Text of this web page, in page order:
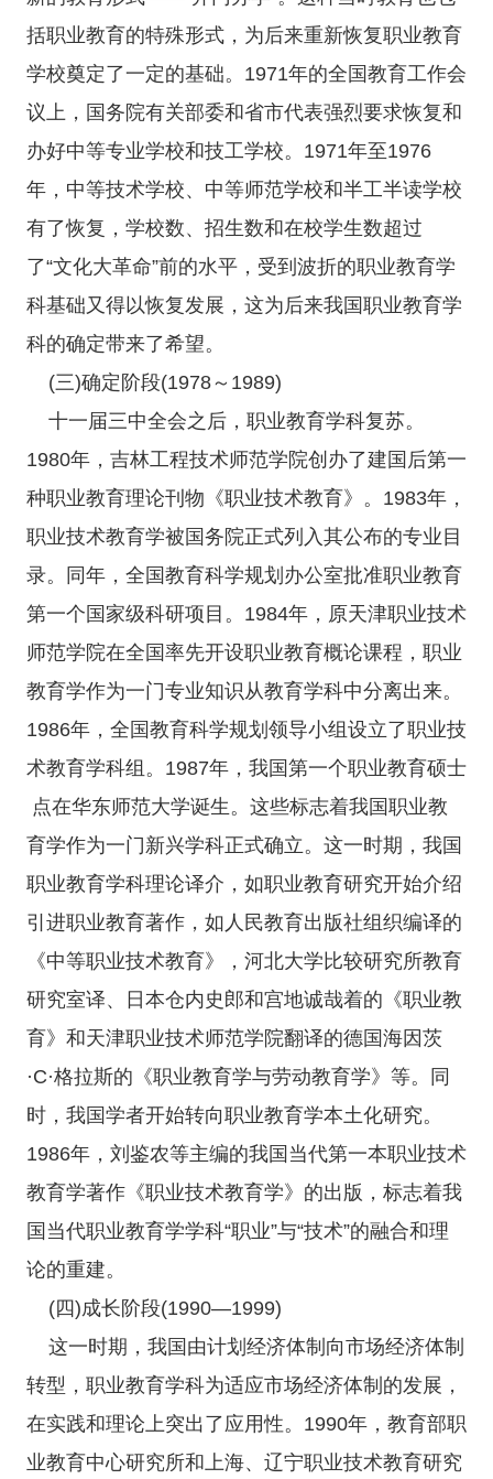
括职业教育的特殊形式，为后来重新恢复职业教育
学校奠定了一定的基础。1971年的全国教育工作会
议上，国务院有关部委和省市代表强烈要求恢复和
办好中等专业学校和技工学校。1971年至1976
年，中等技术学校、中等师范学校和半工半读学校
有了恢复，学校数、招生数和在校学生数超过
了“文化大革命”前的水平，受到波折的职业教育学
科基础又得以恢复发展，这为后来我国职业教育学
科的确定带来了希望。
(三)确定阶段(1978～1989)
十一届三中全会之后，职业教育学科复苏。
1980年，吉林工程技术师范学院创办了建国后第一
种职业教育理论刊物《职业技术教育》。1983年，
职业技术教育学被国务院正式列入其公布的专业目
录。同年，全国教育科学规划办公室批准职业教育
第一个国家级科研项目。1984年，原天津职业技术
师范学院在全国率先开设职业教育概论课程，职业
教育学作为一门专业知识从教育学科中分离出来。
1986年，全国教育科学规划领导小组设立了职业技
术教育学科组。1987年，我国第一个职业教育硕士
点在华东师范大学诞生。这些标志着我国职业教
育学作为一门新兴学科正式确立。这一时期，我国
职业教育学科理论译介，如职业教育研究开始介绍
引进职业教育著作，如人民教育出版社组织编译的
《中等职业技术教育》，河北大学比较研究所教育
研究室译、日本仓内史郎和宫地诚哉着的《职业教
育》和天津职业技术师范学院翻译的德国海因茨
·C·格拉斯的《职业教育学与劳动教育学》等。同
时，我国学者开始转向职业教育学本土化研究。
1986年，刘鉴农等主编的我国当代第一本职业技术
教育学著作《职业技术教育学》的出版，标志着我
国当代职业教育学学科“职业”与“技术”的融合和理
论的重建。
(四)成长阶段(1990—1999)
这一时期，我国由计划经济体制向市场经济体制
转型，职业教育学科为适应市场经济体制的发展，
在实践和理论上突出了应用性。1990年，教育部职
业教育中心研究所和上海、辽宁职业技术教育研究